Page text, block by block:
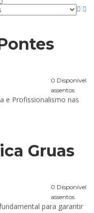
0 Disponível
assentos
e Profissionalismo nas
Gruas
0 Disponível
assentos
para garantir